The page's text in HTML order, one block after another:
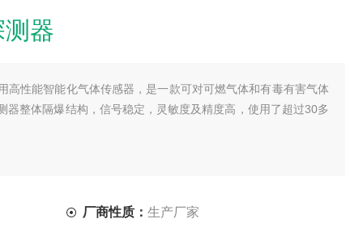
器
高性能智能化气体传感器，是一款可对可燃气体和有毒有害气体
器整体隔爆结构，信号稳定，灵敏度及精度高，使用了超过30多
厂商性质： 生产厂家